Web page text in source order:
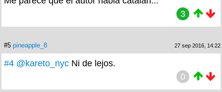
3
#5 pineapple_8 27 sep 2016, 14:22
#4 @kareto_nyc Ni de lejos.
0